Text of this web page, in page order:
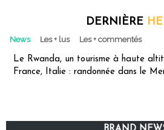
DERNIÈRE
News Les + lus Les + commentés
Le Rwanda, un tourisme à haute
France, Italie : randonnée dans le